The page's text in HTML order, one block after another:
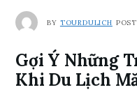
BY TOURDULICH
Gợi Ý Những
Khi Du Lịch